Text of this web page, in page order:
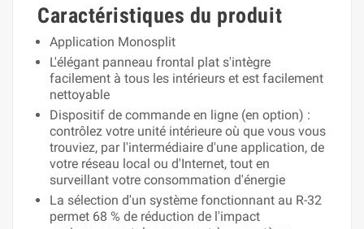
Caractéristiques du produit
Application Monosplit
L'élégant panneau frontal plat s'intègre
facilement à tous les intérieurs et est facilement
nettoyable
Dispositif de commande en ligne (en option) ‎:
contrôlez votre unité intérieure où que vous vous
trouviez, par l'intermédiaire d'une application, de
votre réseau local ou d'Internet, tout en
surveillant votre consommation d'énergie
La sélection d'un système fonctionnant au R-32
permet 68 % de réduction de l'impact